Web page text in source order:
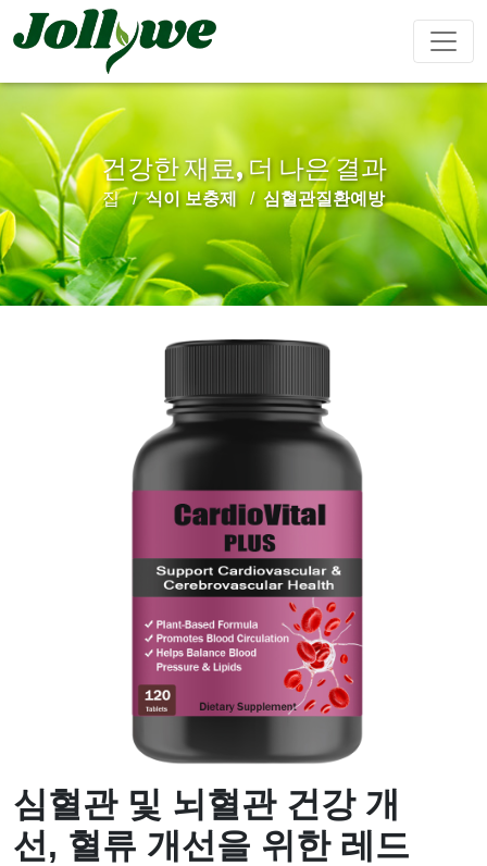
변비약 체중감량 면역강화 남성강화
어트
알약 캡슐 가루음료
티백
건강한 재료, 더 나은 결과
집 식이 보충제 심혈관질환예방
심혈관 및 뇌혈관 건강 개
선, 혈류 개선을 위한 레드